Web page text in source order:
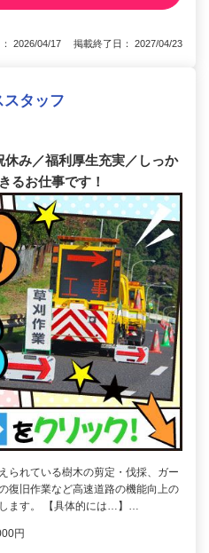
： 2026/04/17 掲載終了日： 2027/04/23
タッフ
み／福利厚生充実／しっか
るお仕事です！
られている樹木の剪定・伐採、ガー
復旧作業など高速道路の機能向上の
ます。 【具体的には…】…
円